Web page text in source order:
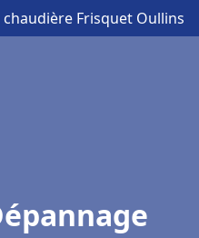
Frisquet Oullins